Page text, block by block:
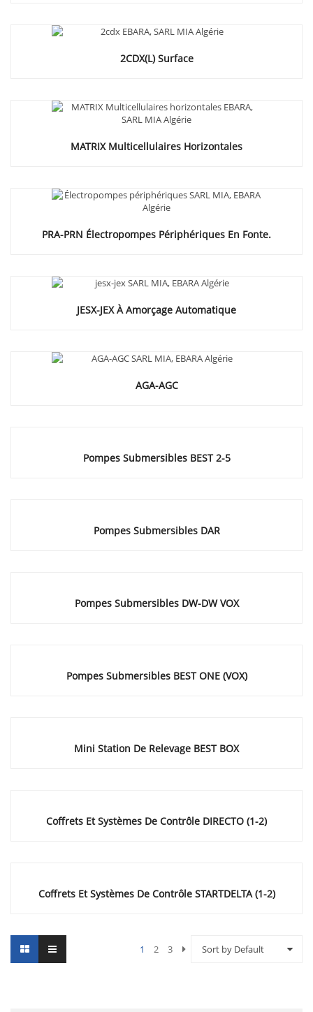
2CDX(L) Surface
MATRIX Multicellulaires Horizontales
PRA-PRN Électropompes Périphériques En Fonte.
JESX-JEX À Amorçage Automatique
AGA-AGC
Pompes Submersibles BEST 2-5
Pompes Submersibles DAR
Pompes Submersibles DW-DW VOX
Pompes Submersibles BEST ONE (VOX)
Mini Station De Relevage BEST BOX
Coffrets Et Systèmes De Contrôle DIRECTO (1-2)
Coffrets Et Systèmes De Contrôle STARTDELTA (1-2)
Sort by Default
1 2 3